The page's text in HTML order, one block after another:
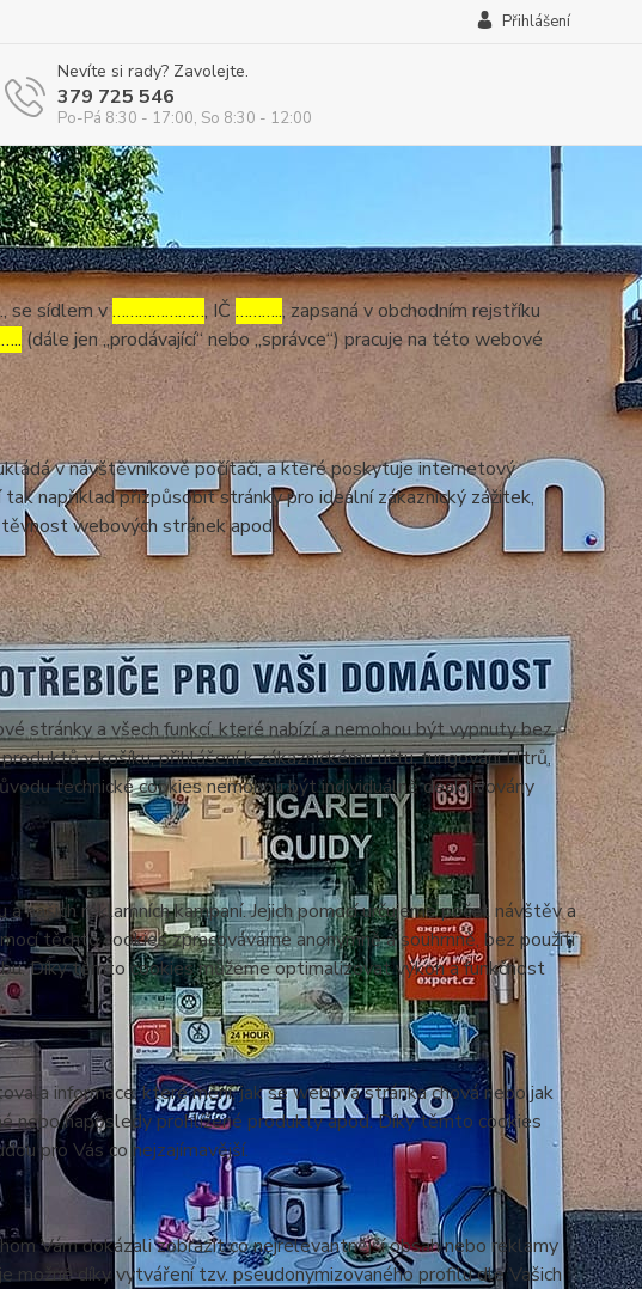
Přihlášení
Nevíte si rady? Zavolejte.
379 725 546
Po-Pá 8:30 - 17:00, So 8:30 - 12:00
se sídlem v…………………, IČ ……….., zapsaná v obchodním rejstříku
(dále jen „prodávající“ nebo „správce“) pracuje na této webové
v návštěvníkově počítači, a které poskytuje internetový
například přizpůsobit stránky pro ideální zákaznický zážitek,
webových stránek apod.
stránky a všech funkcí, které nabízí a nemohou být vypnuty bez
v košíku, přihlášení k zákaznickému účtu, fungování filtrů,
technické cookies nemohou být individuálně deaktivovány
našich reklamních kampaní. Jejich pomocí určujeme počet návštěv a
těchto cookies zpracováváme anonymně a souhrnně, bez použití
Díky těmto cookies můžeme optimalizovat výkon a funkčnost
informace, které mění, jak se webová stránka chová nebo jak
nebo naposledy prohlížené produkty apod. Díky těmto cookies
pro Vás co nejzajímavější.
Vám dokázali zobrazit co nejrelevantnější obsah nebo reklamy
možné díky vytváření tzv. pseudonymizovaného profilu dle Vašich